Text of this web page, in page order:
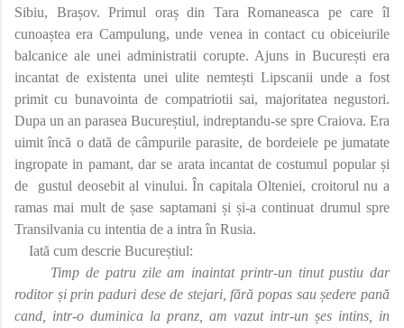
Sibiu, Brașov. Primul oraș din Tara Romaneasca pe care îl
cunoaștea era Campulung, unde venea in contact cu obiceiurile
balcanice ale unei administratii corupte. Ajuns in București era
incantat de existenta unei ulite nemtești Lipscanii unde a fost
primit cu bunavointa de compatriotii sai, majoritatea negustori.
Dupa un an parasea Bucureștiul, indreptandu-se spre Craiova. Era
uimit încă o dată de câmpurile parasite, de bordeiele pe jumatate
ingropate in pamant, dar se arata incantat de costumul popular și
de
gustul deosebit al vinului. În capitala Olteniei, croitorul nu a
ramas mai mult de șase saptamani și și-a continuat drumul spre
Transilvania cu intentia de a intra în Rusia.
Iată cum descrie Bucureștiul:
Timp de patru zile am inaintat printr-un tinut pustiu dar
roditor și prin paduri dese de stejari, fără popas sau ședere pană
cand, intr-o duminica la pranz, am vazut intr-un șes intins, in